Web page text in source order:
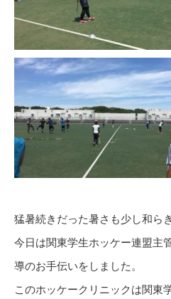
猛暑続きだった暑さも少し和ら
今日は関東学生ホッケー連盟主
導のお手伝いをしました。
このホッケークリニックは関東